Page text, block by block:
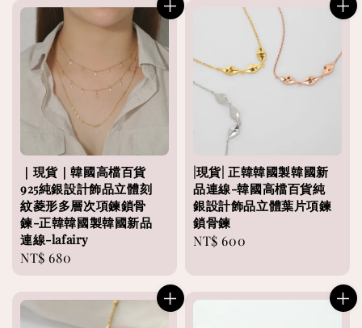
｜現貨｜韓國高檔百貨
925純銀設計飾品立體刻
紋菱形多層次項鍊鎖骨
鍊-正韓韓國製韓國新品
連線-lafairy
Regular
NT$ 680
|現貨| 正韓韓國製韓國新
品連線-韓國高檔百貨純
銀設計飾品立體葉片項鍊
鎖骨鍊
Regular
NT$ 600